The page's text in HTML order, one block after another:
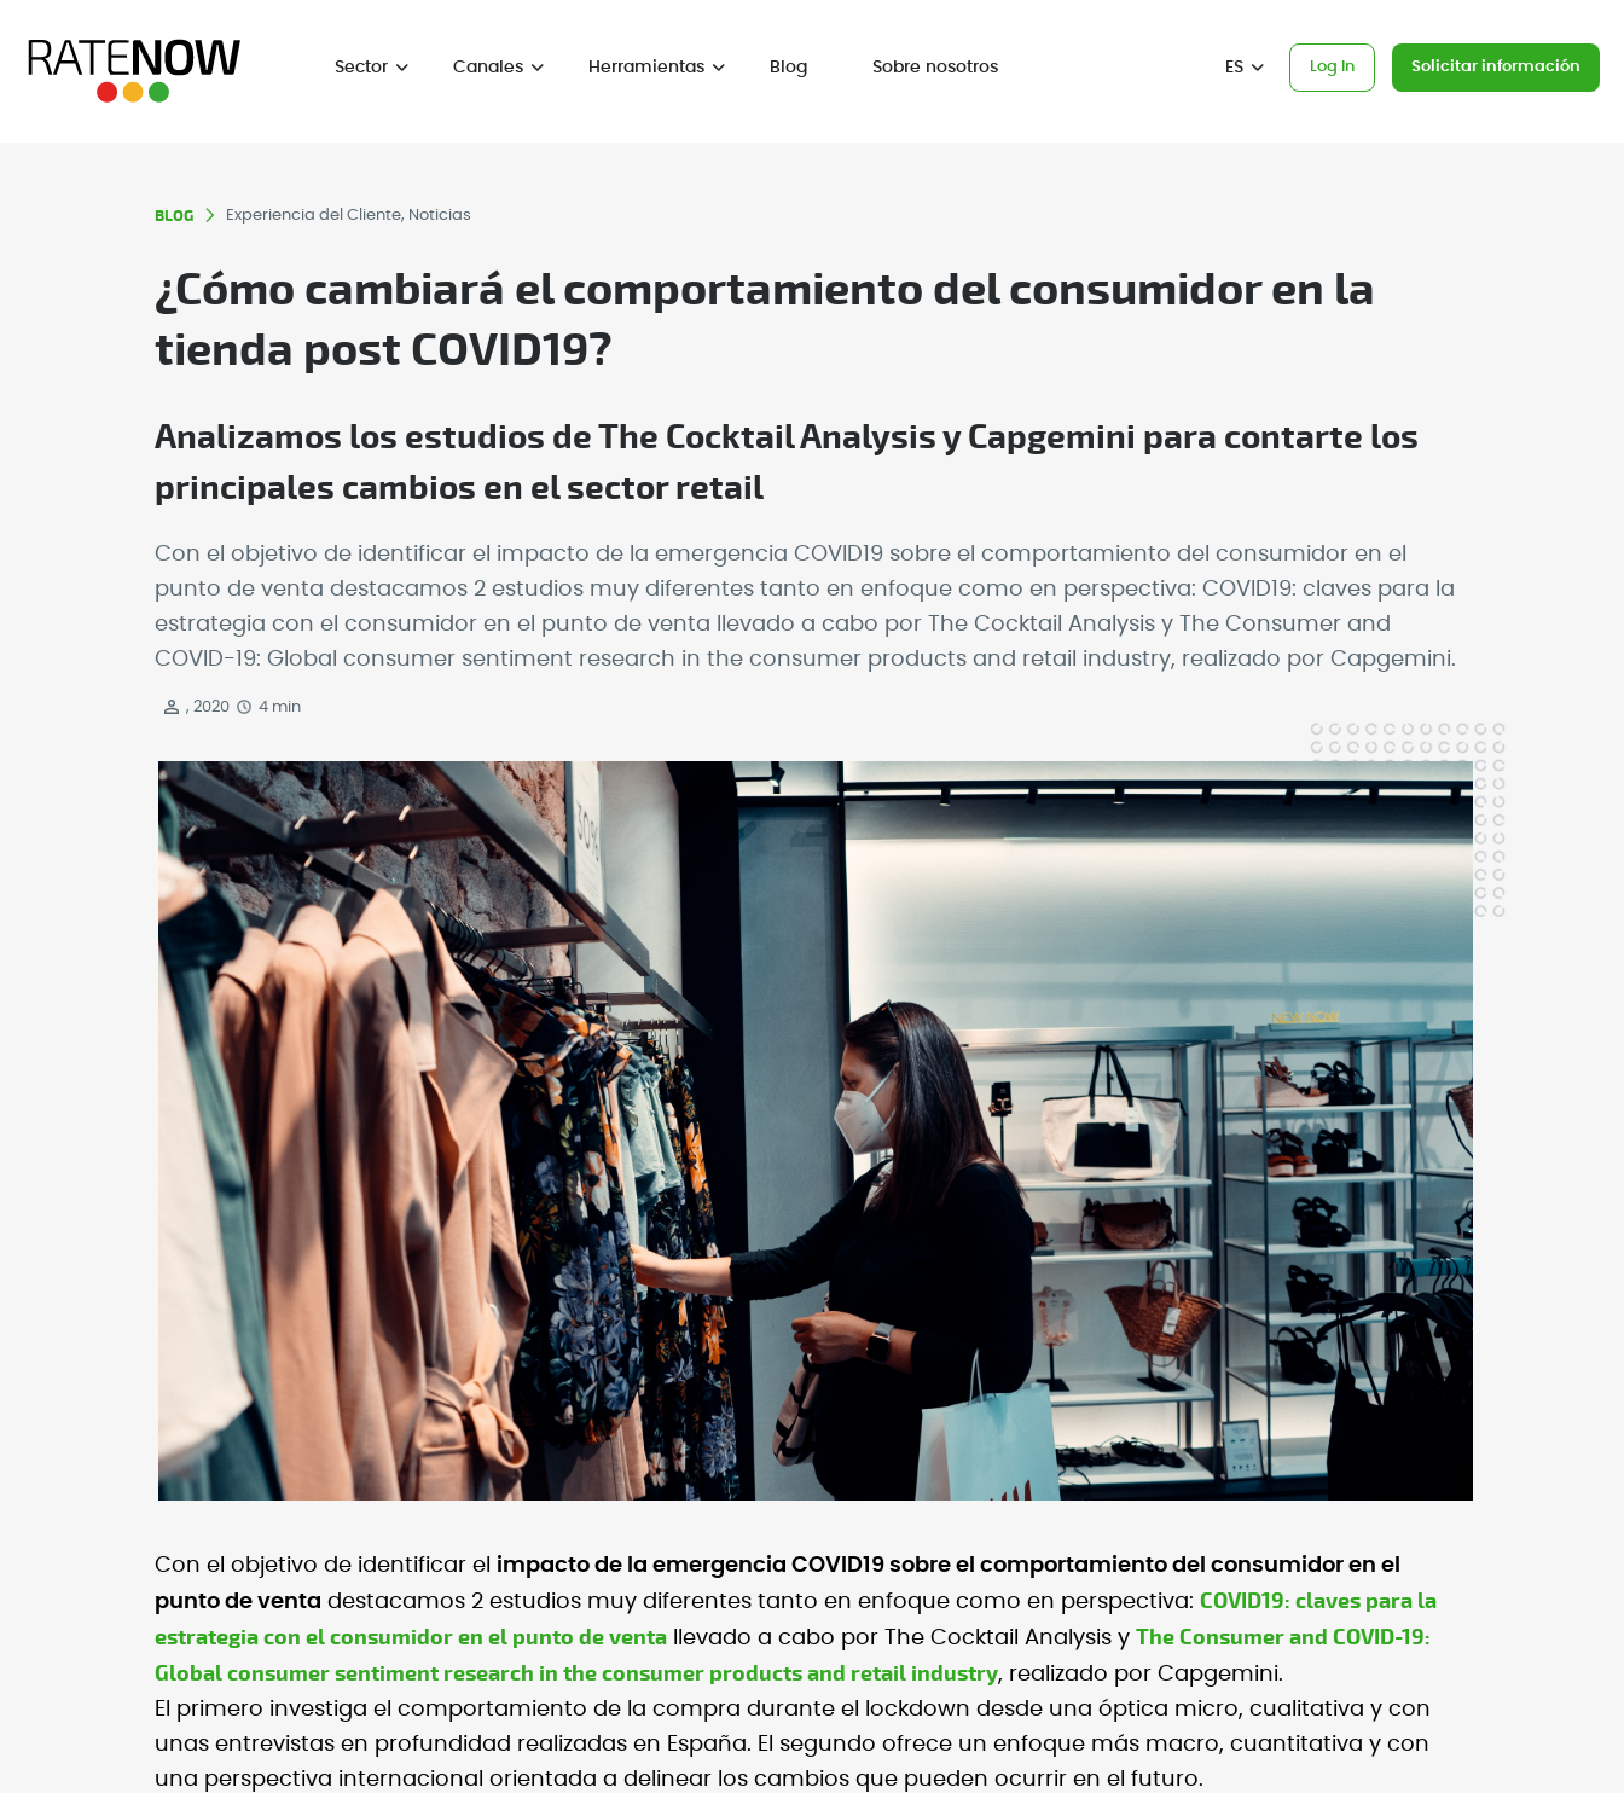
Sector Canales Herramientas Blog Sobre nosotros Solicitar información
Log In
ES
BLOG Experiencia del Cliente, Noticias
¿Cómo cambiará el comportamiento del consumidor en la
tienda post COVID19?
Analizamos los estudios de The Cocktail Analysis y Capgemini para contarte los
principales cambios en el sector retail
Con el objetivo de identificar el impacto de la emergencia COVID19 sobre el comportamiento del consumidor en el
punto de venta destacamos 2 estudios muy diferentes tanto en enfoque como en perspectiva: COVID19: claves para la
estrategia con el consumidor en el punto de venta llevado a cabo por The Cocktail Analysis y The Consumer and
COVID-19: Global consumer sentiment research in the consumer products and retail industry, realizado por Capgemini.
, 2020 4 min
Con el objetivo de identificar el impacto de la emergencia COVID19 sobre el comportamiento del consumidor en el
punto de venta destacamos 2 estudios muy diferentes tanto en enfoque como en perspectiva: COVID19: claves para la
estrategia con el consumidor en el punto de venta llevado a cabo por The Cocktail Analysis y The Consumer and COVID-19:
Global consumer sentiment research in the consumer products and retail industry, realizado por Capgemini.
El primero investiga el comportamiento de la compra durante el lockdown desde una óptica micro, cualitativa y con
unas entrevistas en profundidad realizadas en España. El segundo ofrece un enfoque más macro, cuantitativa y con
una perspectiva internacional orientada a delinear los cambios que pueden ocurrir en el futuro.